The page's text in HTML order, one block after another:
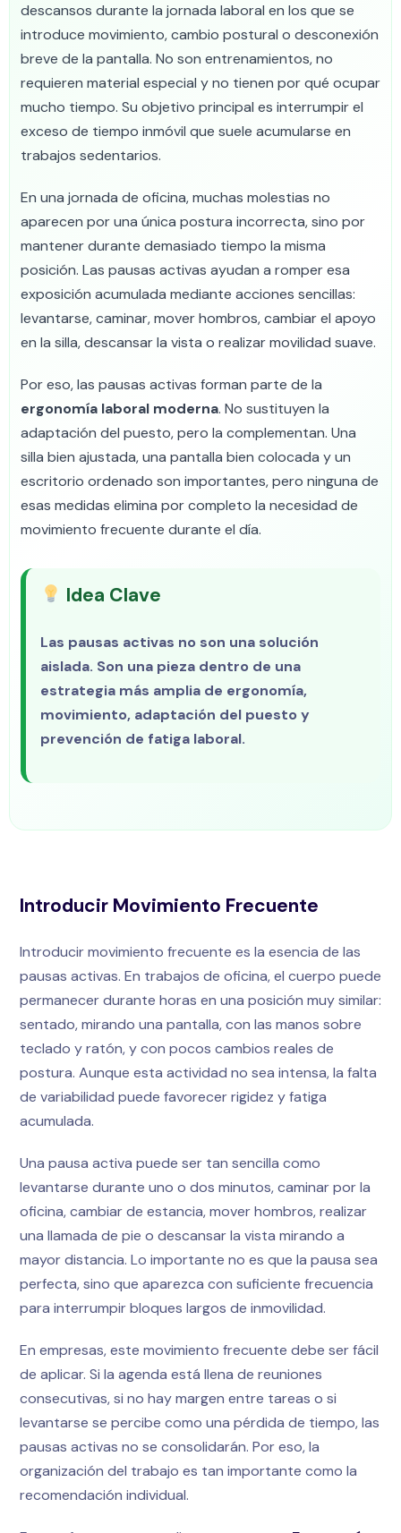
descansos durante la jornada laboral en los que se
introduce movimiento, cambio postural o desconexión
breve de la pantalla. No son entrenamientos, no
requieren material especial y no tienen por qué ocupar
mucho tiempo. Su objetivo principal es interrumpir el
exceso de tiempo inmóvil que suele acumularse en
trabajos sedentarios.
En una jornada de oficina, muchas molestias no
aparecen por una única postura incorrecta, sino por
mantener durante demasiado tiempo la misma
posición. Las pausas activas ayudan a romper esa
exposición acumulada mediante acciones sencillas:
levantarse, caminar, mover hombros, cambiar el apoyo
en la silla, descansar la vista o realizar movilidad suave.
Por eso, las pausas activas forman parte de la
ergonomía laboral moderna. No sustituyen la
adaptación del puesto, pero la complementan. Una
silla bien ajustada, una pantalla bien colocada y un
escritorio ordenado son importantes, pero ninguna de
esas medidas elimina por completo la necesidad de
movimiento frecuente durante el día.
Idea Clave
Las pausas activas no son una solución
aislada. Son una pieza dentro de una
estrategia más amplia de ergonomía,
movimiento, adaptación del puesto y
prevención de fatiga laboral.
Introducir Movimiento Frecuente
Introducir movimiento frecuente es la esencia de las
pausas activas. En trabajos de oficina, el cuerpo puede
permanecer durante horas en una posición muy similar:
sentado, mirando una pantalla, con las manos sobre
teclado y ratón, y con pocos cambios reales de
postura. Aunque esta actividad no sea intensa, la falta
de variabilidad puede favorecer rigidez y fatiga
acumulada.
Una pausa activa puede ser tan sencilla como
levantarse durante uno o dos minutos, caminar por la
oficina, cambiar de estancia, mover hombros, realizar
una llamada de pie o descansar la vista mirando a
mayor distancia. Lo importante no es que la pausa sea
perfecta, sino que aparezca con suficiente frecuencia
para interrumpir bloques largos de inmovilidad.
En empresas, este movimiento frecuente debe ser fácil
de aplicar. Si la agenda está llena de reuniones
consecutivas, si no hay margen entre tareas o si
levantarse se percibe como una pérdida de tiempo, las
pausas activas no se consolidarán. Por eso, la
organización del trabajo es tan importante como la
recomendación individual.